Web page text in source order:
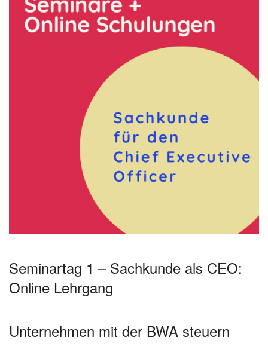
Seminartag 1 – Sachkunde als CEO:
Online Lehrgang
Unternehmen mit der BWA steuern